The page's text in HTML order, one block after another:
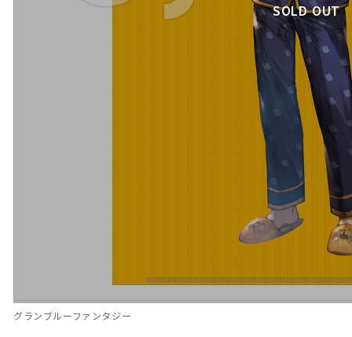
SOLD OUT
グランブルーファンタジー